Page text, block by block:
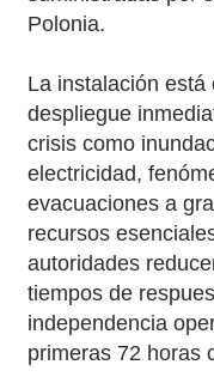
Polonia.
La instalación está
despliegue
crisis como
electricidad,
evacuaciones a
recursos
autoridades
tiempos de
independencia
primeras 72 horas